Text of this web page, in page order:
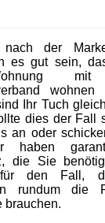
der
es gut sein,
mit
Ihr Tuch
dies der Fall
an oder
haben
die Sie
den Fall,
rundum die
brauchen.